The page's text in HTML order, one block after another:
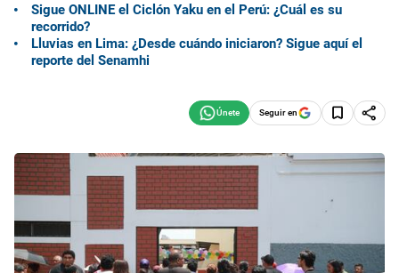
Sigue ONLINE el Ciclón Yaku en el Perú: ¿Cuál es su
recorrido?
Lluvias en Lima: ¿Desde cuándo iniciaron? Sigue aquí el
reporte del Senamhi
Seguir en